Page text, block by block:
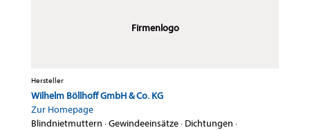
Firmenlogo
Hersteller
Wilhelm Böllhoff GmbH & Co. KG
Zur Homepage
Blindnietmuttern ·Gewindeeinsätze· Dichtungen ·